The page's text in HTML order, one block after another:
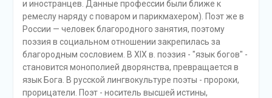
и иностранцев. Данные профессии были ближе к
ремеслу наряду с поваром и парикмахером). Поэт же в
России — человек благородного занятия, поэтому
поэзия в социальном отношении закрепилась за
благородным сословием. В XIX в. поэзия - "язык богов" -
становится монополией дворянства, превращается в
язык Бога. В русской лингвокультуре поэты - пророки,
прорицатели. Поэт - носитель высшей истины,